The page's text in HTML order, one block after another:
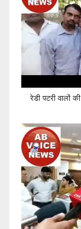
रेडी पटरी वालों